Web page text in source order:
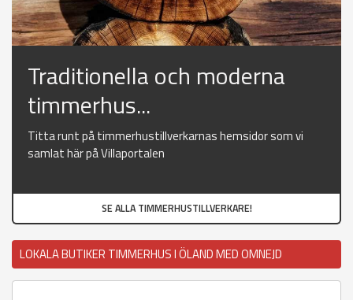
Traditionella och moderna
timmerhus...
Titta runt på timmerhustillverkarnas hemsidor som vi
samlat här på Villaportalen
SE ALLA TIMMERHUSTILLVERKARE!
LOKALA BUTIKER TIMMERHUS I ÖLAND MED OMNEJD